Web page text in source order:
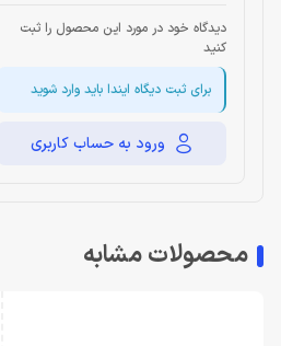
دیدگاه خود در مورد این محصول را ثبت
کنید
برای ثبت دیگاه ایندا باید وارد شوید
ورود به حساب کاربری
محصولات مشابه